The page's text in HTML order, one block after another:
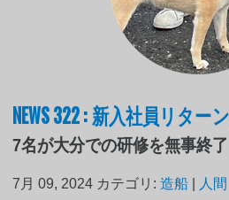
NEWS 322 : 新入社員リター
7名が大分での研修を無事終了
7月 09, 2024 カテゴリ:造船
人間